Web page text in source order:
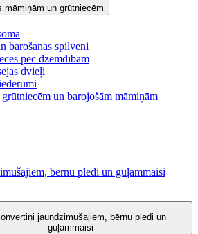
māmiņām un grūtniecēm
barošanas spilveni
pēc dzemdībām
dvieļi
un barojošām māmiņām
bērnu pledi un guļammaisi
jaundzimušajiem, bērnu pledi un
guļammaisi